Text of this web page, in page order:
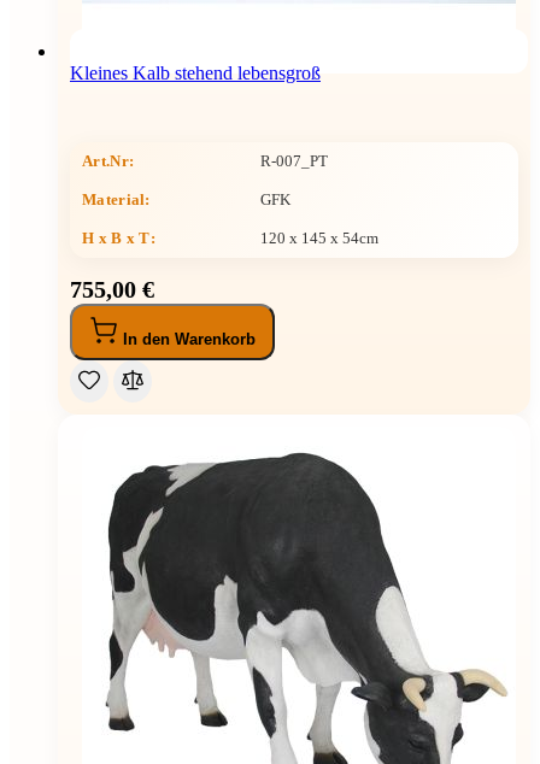
Kleines Kalb stehend lebensgroß
Art.Nr: R-007_PT
Material: GFK
H x B x T: 120 x 145 x 54cm
755,00 €
In den Warenkorb